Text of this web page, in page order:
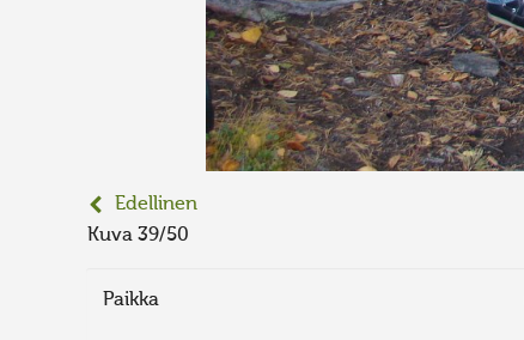
Edellinen
Kuva 39/50
Paikka